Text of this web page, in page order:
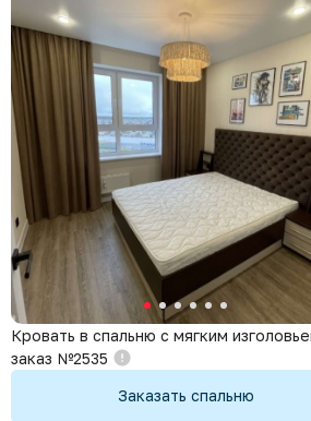
Кровать в спальню с мягким
заказ №2535
Заказать спальню